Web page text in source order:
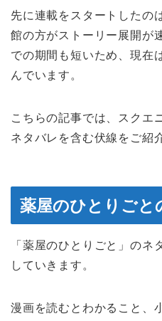
先に連載をスタートしたの
館の方がストーリー展開が
での期間も短いため、現在
んでいます。
こちらの記事では、スクエ
ネタバレを含む伏線をご紹
薬屋のひとりごと
「薬屋のひとりごと」のネ
していきます。
漫画を読むとわかること、